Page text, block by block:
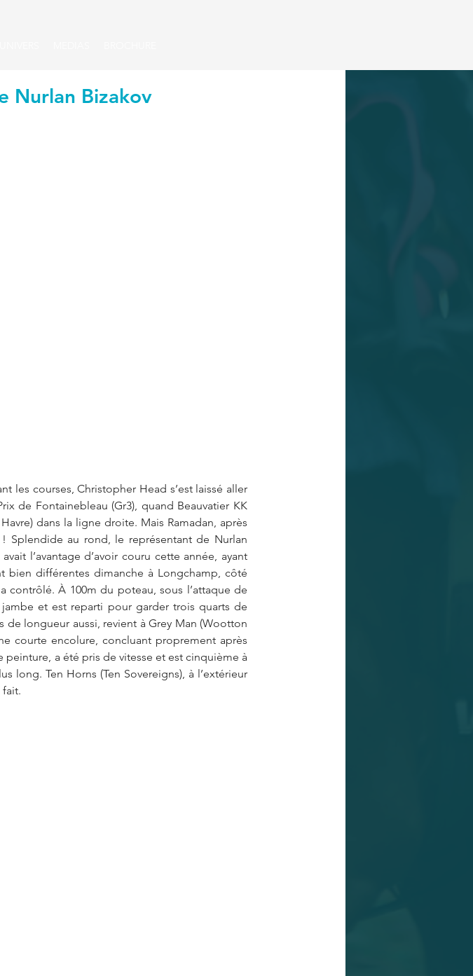
Nurlan Bizakov
les courses, Christopher Head s’est laissé aller
de Fontainebleau (Gr3), quand Beauvatier KK
dans la ligne droite. Mais Ramadan, après
Splendide au rond, le représentant de Nurlan
l’avantage d’avoir couru cette année, ayant
bien différentes dimanche à Longchamp, côté
À 100m du poteau, sous l’attaque de
et est reparti pour garder trois quarts de
de longueur aussi, revient à Grey Man (Wootton
courte encolure, concluant proprement après
a été pris de vitesse et est cinquième à
long. Ten Horns (Ten Sovereigns), à l’extérieur
fait.